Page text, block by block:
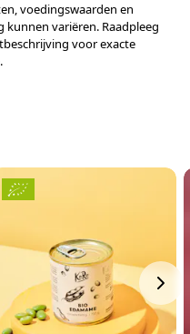
voedingswaarden en
kunnen variëren. Raadpleeg
voor exacte